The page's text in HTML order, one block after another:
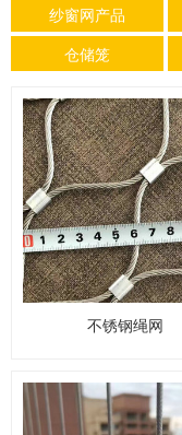
纱窗网产品
仓储笼
不锈钢绳网